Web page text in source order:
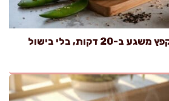
קט ירקות קפואים מוקפץ משגע ב-20 דקות, בלי בישול